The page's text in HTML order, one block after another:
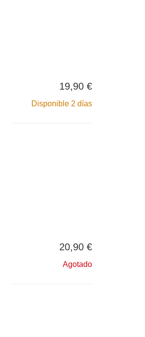
19,90 €
Disponible 2 días
20,90 €
Agotado